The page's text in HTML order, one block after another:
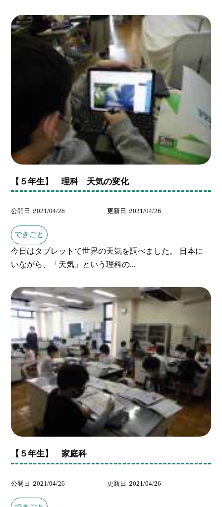
【５年生】 理科 天気の変化
公開日 2021/04/26 更新日 2021/04/26
できごと
今日はタブレットで世界の天気を調べました。 日本に
いながら、「天気」という理科の...
【５年生】 家庭科
公開日 2021/04/26 更新日 2021/04/26